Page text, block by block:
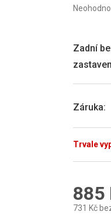
Trvale
Záruka:
Zadní
Průměrné
0,0
5
885
731 Kč